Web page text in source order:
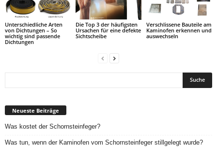
Unterschiedliche Arten
von Dichtungen – So
wichtig sind passende
Dichtungen
Die Top 3 der häufigsten
Ursachen für eine defekte
Sichtscheibe
Verschlissene Bauteile am
Kaminofen erkennen und
auswechseln
Neueste Beiträge
Was kostet der Schornsteinfeger?
Was tun, wenn der Kaminofen vom Schornsteinfeger stillgelegt wurde?